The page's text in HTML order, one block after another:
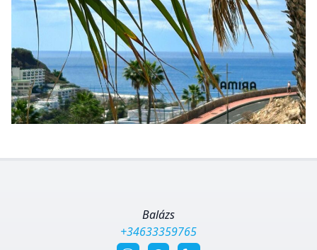
Balázs
+34633359765